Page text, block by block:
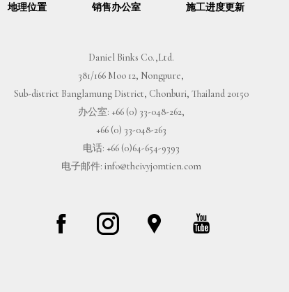
地理位置 销售办公室 施工进度更新
Daniel Binks Co.,Ltd.
381/166 Moo 12, Nongpure,
Sub-district Banglamung District, Chonburi, Thailand 20150
办公室: +66 (0) 33-048-262,
+66 (0) 33-048-263
电话: +66 (0)64-654-9393
电子邮件: info@theivyjomtien.com